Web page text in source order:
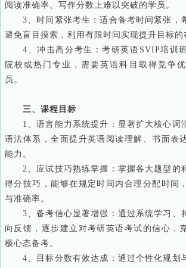
阅读准确率、写作分数上难以突破的学员。
3、时间紧张考生：适合备考时间紧张，
避免盲目摸索，利用有限时间实现提升目标的
4、冲击高分考生：考研英语SVIP培训
院校或热门专业，需要英语科目取得竞争
员。
三、课程目标
1、语言能力系统提升：显著扩大核心词
语法体系，全面提升英语阅读理解、书面表
能力。
2、应试技巧熟练掌握：掌握各大题型的
得分技巧，能够在规定时间内合理分配时间
与准确率。
3、备考信心显著增强：通过系统学习、
向反馈，逐步建立对考研英语考试的信心，
极心态备考。
4、目标分数有效达成：通过个性化规划